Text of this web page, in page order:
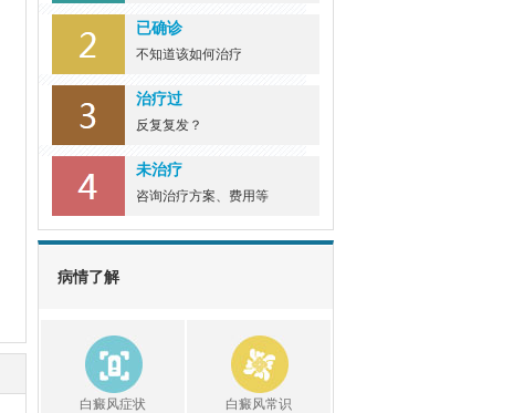
女性手部出现... [详细]
已确诊
不知道该如何治疗
治疗过
反复复发？
未治疗
咨询治疗方案、费用等
病情了解
白癜风症状 白癜风常识